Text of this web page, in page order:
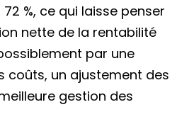
%, ce qui laisse penser
nette de la rentabilité
par une
coûts, un ajustement des
gestion des